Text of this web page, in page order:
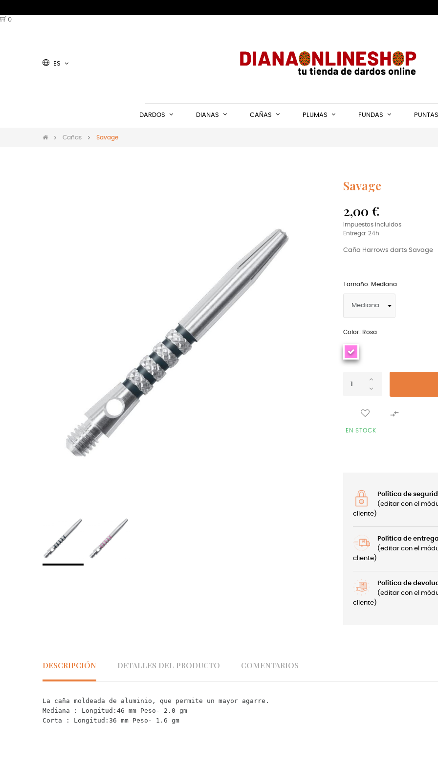
0
ES
DARDOS DIANAS CAÑAS PLUMAS FUNDAS PUNTAS
Cañas Savage
Savage
2,00 €
Impuestos incluidos
Entrega: 24h
Caña Harrows darts Savage
Tamaño: Mediana
Color: Rosa

EN STOCK
Política de
(editar con el
cliente)
Política de
(editar con el
cliente)
Política de
(editar con el
cliente)
DESCRIPCIÓN DETALLES DEL PRODUCTO COMENTARIOS
La caña moldeada de aluminio, que permite un mayor agarre .
Mediana : Longitud:46 mm Peso- 2.0 gm
Corta : Longitud:36 mm Peso- 1.6 gm